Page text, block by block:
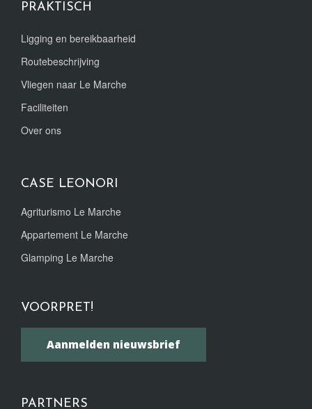
PRAKTISCH
Ligging en bereikbaarheid
Routebeschrijving
Vliegen naar Le Marche
Faciliteiten
Over ons
CASE LEONORI
Agriturismo Le Marche
Appartement Le Marche
Glamping Le Marche
VOORPRET!
Aanmelden nieuwsbrief
PARTNERS